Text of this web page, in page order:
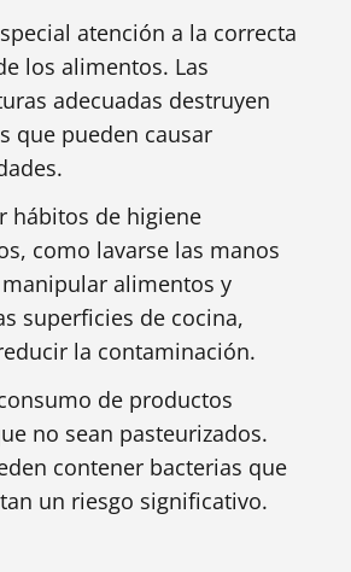
atención a la correcta
los alimentos. Las
adecuadas destruyen
que pueden causar
hábitos de higiene
como lavarse las manos
alimentos y
superficies de cocina,
la contaminación.
de productos
no sean pasteurizados.
contener bacterias que
un riesgo significativo.